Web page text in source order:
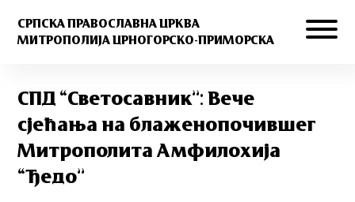
СРПСКА ПРАВОСЛАВНА ЦРКВА
МИТРОПОЛИЈА ЦРНОГОРСКО-ПРИМОРСКА
СПД “Светосавник”: Вече
сјећања на блаженопочившег
Митрополита Амфилохија
“Ђедо”